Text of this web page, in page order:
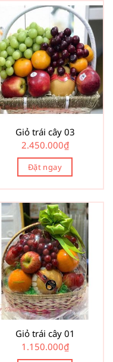
Giỏ trái cây 03
2.450.000₫
Đặt ngay
Giỏ trái cây 01
1.150.000₫